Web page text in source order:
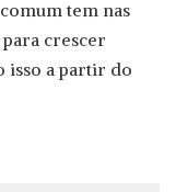
tem nas
crescer
isso a partir do